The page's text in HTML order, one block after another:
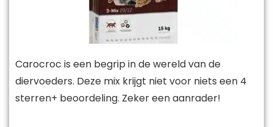
Carocroc is een begrip in de wereld van de
diervoeders. Deze mix krijgt niet voor niets een 4
sterren+ beoordeling. Zeker een aanrader!